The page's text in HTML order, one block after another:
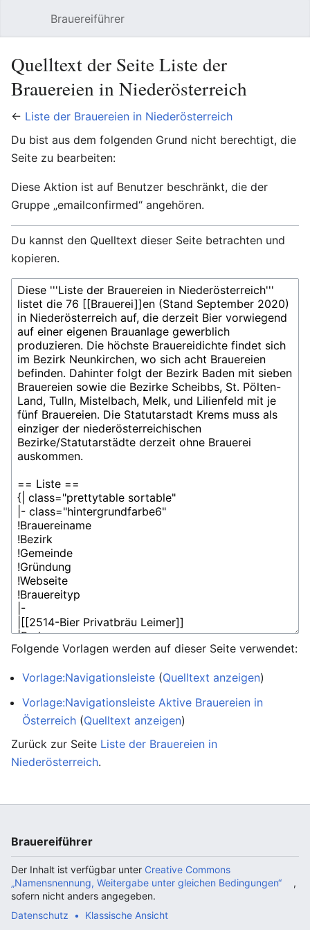
Brauereiführer
Quelltext der Seite Liste der
Brauereien in Niederösterreich
← Liste der Brauereien in Niederösterreich
Du bist aus dem folgenden Grund nicht berechtigt, die
Seite zu bearbeiten:
Diese Aktion ist auf Benutzer beschränkt, die der
Gruppe „emailconfirmed“ angehören.
Du kannst den Quelltext dieser Seite betrachten und
kopieren.
Folgende Vorlagen werden auf dieser Seite verwendet:
Vorlage:Navigationsleiste (Quelltext anzeigen)
Vorlage:Navigationsleiste Aktive Brauereien in
Österreich (Quelltext anzeigen)
Zurück zur Seite Liste der Brauereien in
Niederösterreich.
Brauereiführer
Der Inhalt ist verfügbar unter Creative Commons
„Namensnennung, Weitergabe unter gleichen Bedingungen“
,
sofern nicht anders angegeben.
Datenschutz
Klassische Ansicht